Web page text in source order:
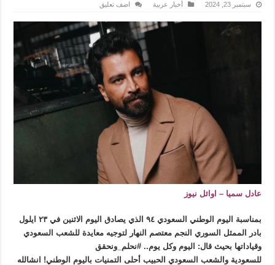
سبتمبر 23, 2024 أخبار عربية اضف تعليق
عادل سميا – اوائل نيوز
بمناسبة اليوم الوطني السعودي ٩٤ الذي يصادق اليوم الاثنين في ٢٣ ايلول
بادر الممثل السوري النجم معتصم النهار لتوجيه معايدة للشعب السعودي
وقياداتها بحيث قال: اليوم وكل يوم.. ⁧‫#نحلم_ونحقق ‬⁩
‏للسعودية والشعب السعودي الحبيب أحلى التمنيات باليوم الوطني! انشالله